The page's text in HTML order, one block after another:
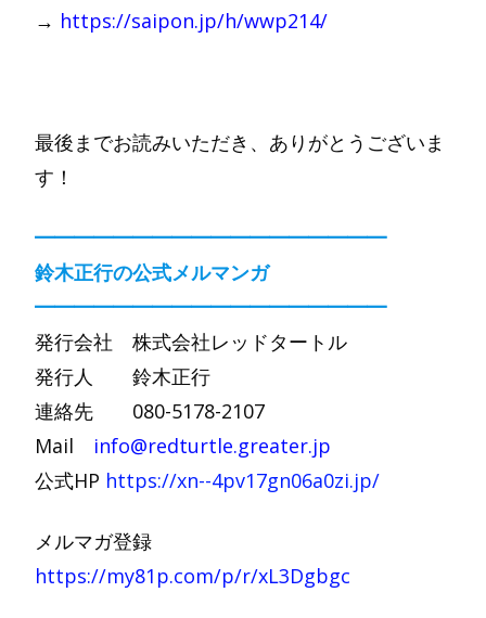
→ https://saipon.jp/h/wwp214/
最後までお読みいただき、ありがとうございま
す！
━━━━━━━━━━━━━━━━━━
鈴木正行の公式メルマンガ
━━━━━━━━━━━━━━━━━━
発行会社 株式会社レッドタートル
発行人 鈴木正行
連絡先 080-5178-2107
Mail info@redturtle.greater.jp
公式HP https://xn--4pv17gn06a0zi.jp/
メルマガ登録
https://my81p.com/p/r/xL3Dgbgc